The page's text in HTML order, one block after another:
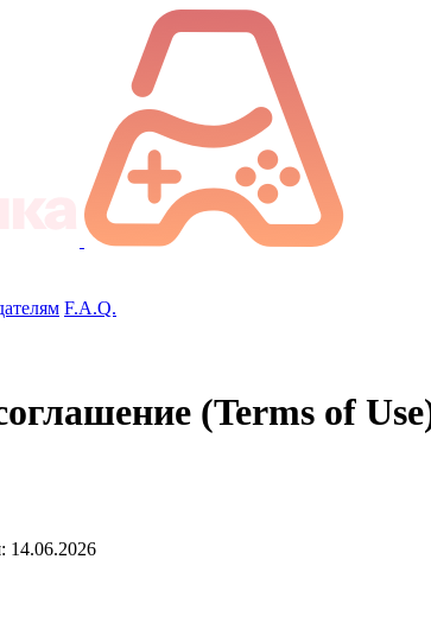
F.A.Q.
(Terms of
14.06.2026